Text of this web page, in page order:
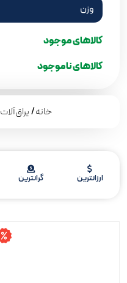
وزن
کالاهای موجود
کالاهای ناموجود
خانه/یراق‌آلات
ارزانترین گرانترین